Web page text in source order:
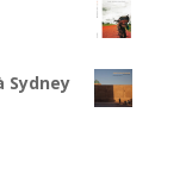
Sydney